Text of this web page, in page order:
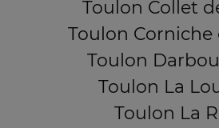
Toulon Collet
Toulon Corniche
Toulon
Toulon La
Toulon La